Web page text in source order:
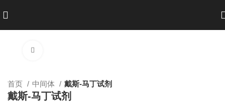
首页 中间体 戴斯-马丁试剂
戴斯-马丁试剂